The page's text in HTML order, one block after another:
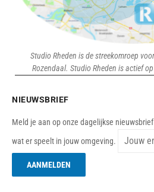
Studio Rheden is de streekomroep
Rozendaal. Studio Rheden is actief
NIEUWSBRIEF
Meld je aan op onze dagelijkse
wat er speelt in jouw omgeving.